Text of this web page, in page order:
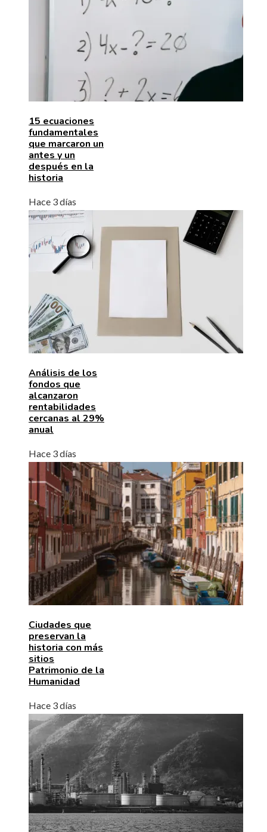
15 ecuaciones
fundamentales
que marcaron un
antes y un
después en la
historia
Hace 3 días
Análisis de los
fondos que
alcanzaron
rentabilidades
cercanas al 29%
anual
Hace 3 días
Ciudades que
preservan la
historia con más
sitios
Patrimonio de la
Humanidad
Hace 3 días